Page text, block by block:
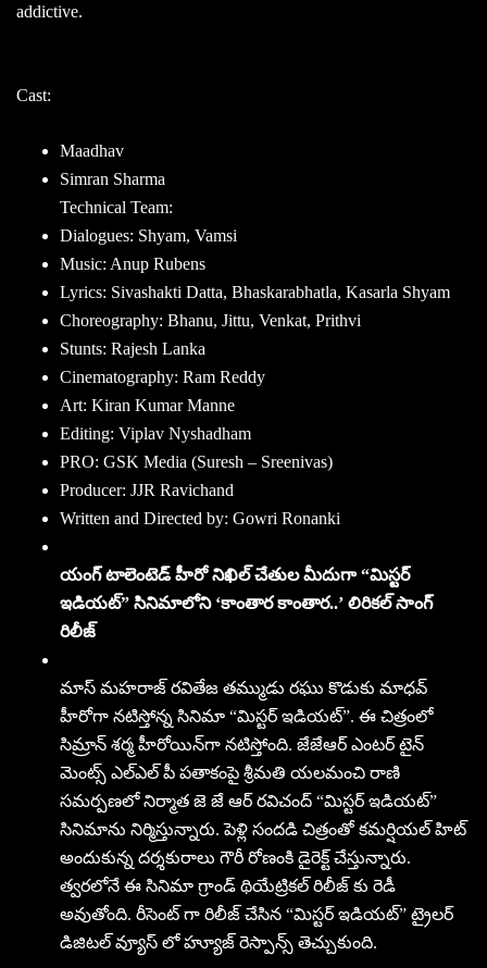
addictive.
Cast:
Maadhav
Simran Sharma
Technical Team:
Dialogues: Shyam, Vamsi
Music: Anup Rubens
Lyrics: Sivashakti Datta, Bhaskarabhatla, Kasarla Shyam
Choreography: Bhanu, Jittu, Venkat, Prithvi
Stunts: Rajesh Lanka
Cinematography: Ram Reddy
Art: Kiran Kumar Manne
Editing: Viplav Nyshadham
PRO: GSK Media (Suresh – Sreenivas)
Producer: JJR Ravichand
Written and Directed by: Gowri Ronanki
యంగ్ టాలెంటెడ్ హీరో నిఖిల్ చేతుల మీదుగా “మిస్టర్
ఇడియ‌ట్‌” సినిమాలోని ‘కాంతార కాంతార..’ లిరికల్ సాంగ్
రిలీజ్
మాస్ మహరాజ్ రవితేజ తమ్ముడు రఘు కొడుకు మాధవ్
హీరోగా న‌టిస్తోన్న‌ సినిమా “మిస్టర్ ఇడియ‌ట్‌”. ఈ చిత్రంలో
సిమ్రాన్ శ‌ర్మ హీరోయిన్‌గా న‌టిస్తోంది. జేజేఆర్ ఎంటర్ టైన్
మెంట్స్ ఎల్ఎల్ పీ పతాకంపై శ్రీమతి యలమంచి రాణి
సమర్పణలో నిర్మాత జె జే ఆర్ రవిచంద్ “మిస్టర్ ఇడియ‌ట్‌”
సినిమాను నిర్మిస్తున్నారు. పెళ్లి సందడి చిత్రంతో కమర్షియల్ హిట్
అందుకున్న దర్శకురాలు గౌరీ రోణంకి డైరెక్ట్ చేస్తున్నారు.
త్వరలోనే ఈ సినిమా గ్రాండ్ థియేట్రికల్ రిలీజ్ కు రెడీ
అవుతోంది. రీసెంట్ గా రిలీజ్ చేసిన “మిస్టర్ ఇడియ‌ట్‌” ట్రైలర్
డిజిటల్ వ్యూస్ లో హ్యూజ్ రెస్పాన్స్ తెచ్చుకుంది.